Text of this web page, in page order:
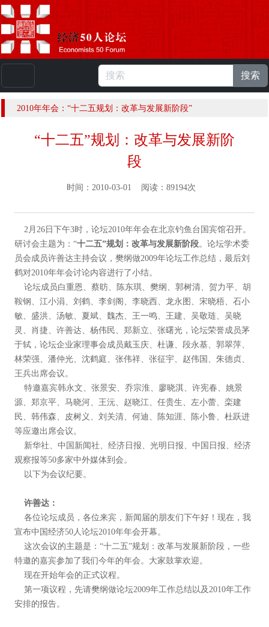
人 |English
搜索
2010年年会：“十二五规划：改革与发展新阶段”
“十二五”规划：改革与发展新阶
段
时间：2010-03-01 阅读：89194次
2月26日下午3时，论坛2010年年会在北京钓鱼台国宾馆召开。
研讨会主题为：“十二五”规划：改革与发展新阶段。论坛学术委
员会成员许善达主持会议，樊纲做2009年论坛工作总结，最后刘
鹤对2010年年会讨论内容进行了小结。
论坛成员白重恩、蔡昉、陈东琪、樊纲、郭树清、贺力平、胡
鞍钢、江小涓、刘鹤、李剑阁、李晓西、龙永图、宋晓梧、石小
敏、盛洪、汤敏、夏斌、魏杰、王一鸣、王建、吴敬琏、吴晓
灵、肖捷、许善达、杨伟民、郑新立、张曙光，论坛荣誉成员茅
于轼，论坛企业家理事会成员戴玉庆、杜谦、段永基、郭翠萍、
林荣强、潘仲光、沈鹤庭、张伟祥、张征宇、赵伟国、朱德贞、
王兵出席会议。
特邀嘉宾韩永文、张景安、乔宗淮、廖晓淇、许宪春、姚景
源、郑京平、马晓河、王沅、赵晓江、任贵生、左小蕾、栾建
民、韩伟森、皮树义、刘关清、何迪、陈知涯、陈小鲁、杜跃进
等应邀出席会议。
新华社、中国新闻社、经济日报、光明日报、中国日报、经济
观察报等50多家中外媒体到会。
以下为会议纪要。
许善达：
各位论坛成员，各位来宾，新闻届的朋友们下午好！现在，我
宣布中国经济50人论坛2010年年会开幕。
这次会议的主题是：“十二五”规划：改革与发展新阶段，一些
特邀的嘉宾参加了我们今年的年会。大家鼓掌欢迎。
现在开始年会的正式议程。
第一项议程，先请樊纲做论坛2009年工作总结以及2010年工作
安排的报告。